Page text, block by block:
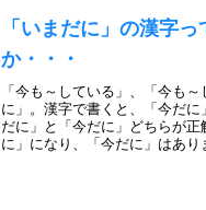
「いまだに」の漢字
か・・・
「今も～している」、「今も
に」。漢字で書くと、「今だ
だに」と「今だに」どちらが
に」になり、「今だに」はあり